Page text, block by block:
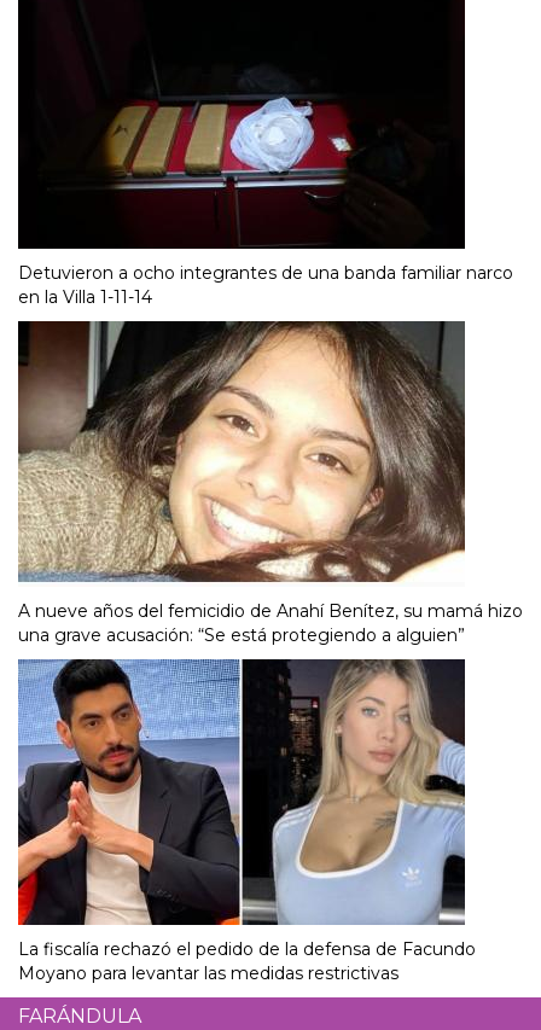
Detuvieron a ocho integrantes de una banda familiar narco
en la Villa 1-11-14
A nueve años del femicidio de Anahí Benítez, su mamá hizo
una grave acusación: “Se está protegiendo a alguien”
La fiscalía rechazó el pedido de la defensa de Facundo
Moyano para levantar las medidas restrictivas
FARÁNDULA